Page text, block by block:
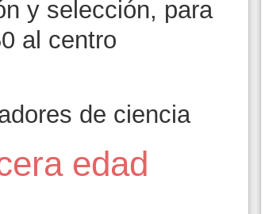
y selección, para
al centro
de ciencia
edad